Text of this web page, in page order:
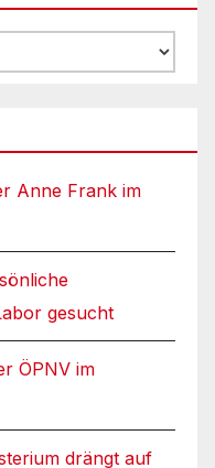
Anne Frank im
gesucht
ÖPNV im
drängt auf